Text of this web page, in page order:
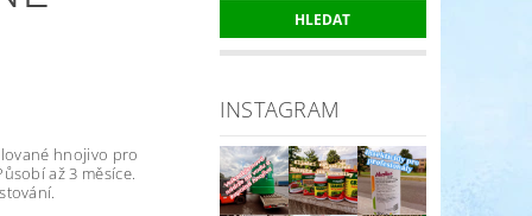
hnojivo pro
až 3 měsíce.
INSTAGRAM